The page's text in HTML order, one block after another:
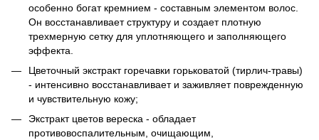
особенно богат кремнием - составным элементом волос.
Он восстанавливает структуру и создает плотную
трехмерную сетку для уплотняющего и заполняющего
эффекта.
Цветочный экстракт горечавки горьковатой (тирлич-травы)
- интенсивно восстанавливает и заживляет поврежденную
и чувствительную кожу;
Экстракт цветов вереска - обладает
противовоспалительным, очищающим,